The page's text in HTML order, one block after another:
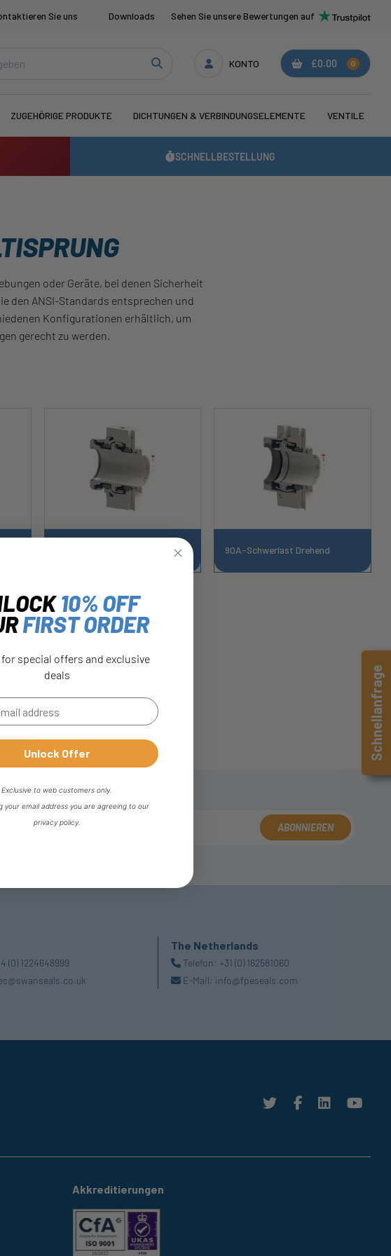
Sie uns Downloads Sehen Sie unsere Bewertungen auf
KONTO £0.00 0
ZUGEHÖRIGE PRODUKTE DICHTUNGEN & VERBINDUNGSELEMENTE VENTILE
SCHNELLBESTELLUNG
oder Geräte, bei denen Sicherheit
den ANSI-Standards entsprechen und
Konfigurationen erhältlich, um
gerecht zu werden.
90A-Schwerlast Drehend
ABONNIEREN
(0) 1224648999
The Netherlands
Telefon: +31 (0) 162581060
E-Mail: info@fpeseals.com
Akkreditierungen
Schnellanfrage
10% OFF
FIRST ORDER
for special offers and exclusive
deals
Unlock Offer
Exclusive to web customers only.
your email address you are agreeing to our
privacy policy.